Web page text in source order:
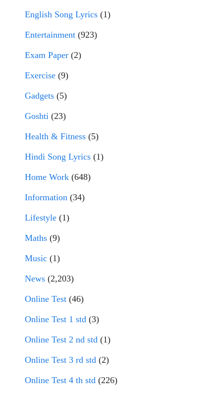
English Song Lyrics (1)
Entertainment (923)
Exam Paper (2)
Exercise (9)
Gadgets (5)
Goshti (23)
Health & Fitness (5)
Hindi Song Lyrics (1)
Home Work (648)
Information (34)
Lifestyle (1)
Maths (9)
Music (1)
News (2,203)
Online Test (46)
Online Test 1 std (3)
Online Test 2 nd std (1)
Online Test 3 rd std (2)
Online Test 4 th std (226)